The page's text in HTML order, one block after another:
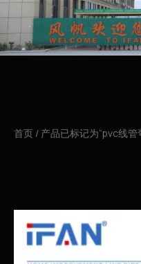
首页 / 产品已标记为“pvc线管